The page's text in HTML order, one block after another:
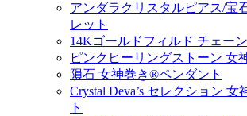
アンダラクリスタルピアス/宝
レット
14Kゴールドフィルド チェー
ピンクヒーリングストーン 女
隕石 女神巻き®ペンダント
Crystal Deva’s セレクション
ト